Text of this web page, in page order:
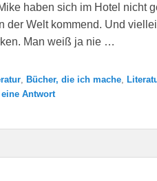
haben sich im Hotel nicht
der Welt kommend. Und
Man weiß ja nie …
Bücher, die ich mache
Antwort